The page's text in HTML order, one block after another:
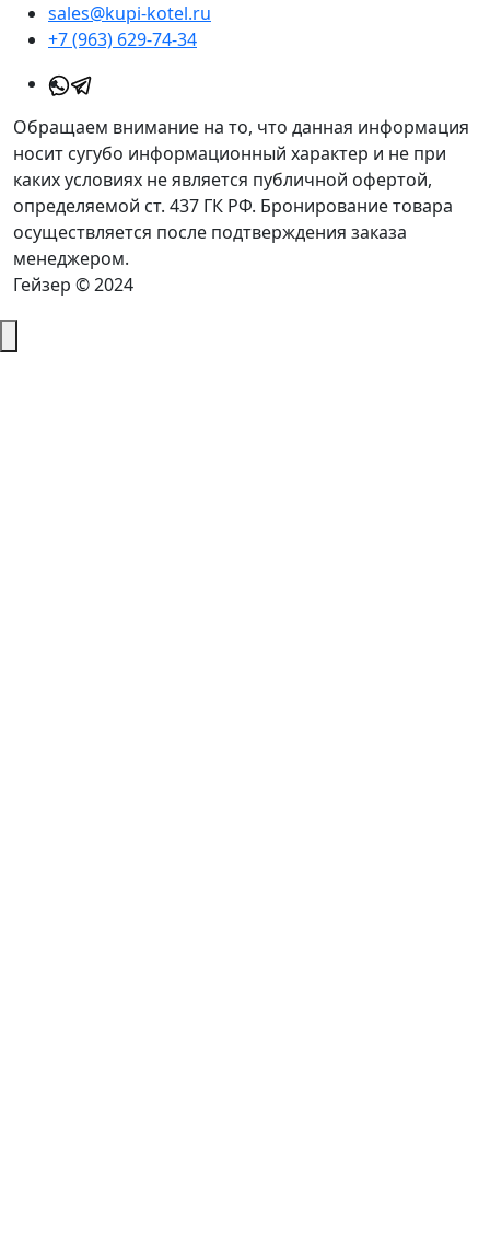
sales@kupi-kotel.ru
+7 (963) 629-74-34
Обращаем внимание на то, что данная информация
носит сугубо информационный характер и не при
каких условиях не является публичной офертой,
определяемой ст. 437 ГК РФ. Бронирование товара
осуществляется после подтверждения заказа
менеджером.
Гейзер © 2024